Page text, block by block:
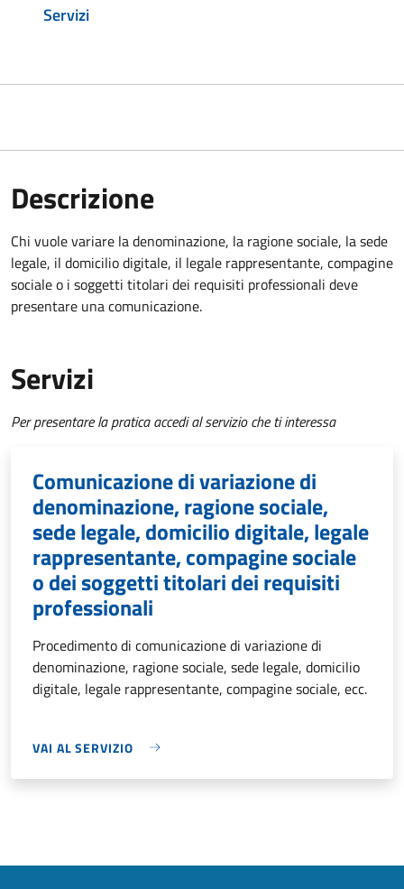
Servizi
Descrizione
Chi vuole variare la denominazione, la ragione sociale, la sede
legale, il domicilio digitale, il legale rappresentante, compagine
sociale o i soggetti titolari dei requisiti professionali deve
presentare una comunicazione.
Servizi
Per presentare la pratica accedi al servizio che ti interessa
Comunicazione di variazione di
denominazione, ragione sociale,
sede legale, domicilio digitale, legale
rappresentante, compagine sociale
o dei soggetti titolari dei requisiti
professionali
Procedimento di comunicazione di variazione di
denominazione, ragione sociale, sede legale, domicilio
digitale, legale rappresentante, compagine sociale, ecc.
VAI AL SERVIZIO